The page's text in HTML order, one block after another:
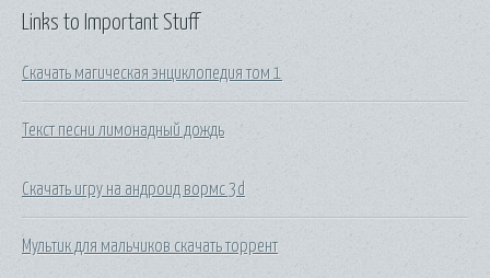
Links to Important Stuff
Скачать магическая энциклопедия том 1
Текст песни лимонадный дождь
Скачать игру на андроид вормс 3d
Мультик для мальчиков скачать торрент